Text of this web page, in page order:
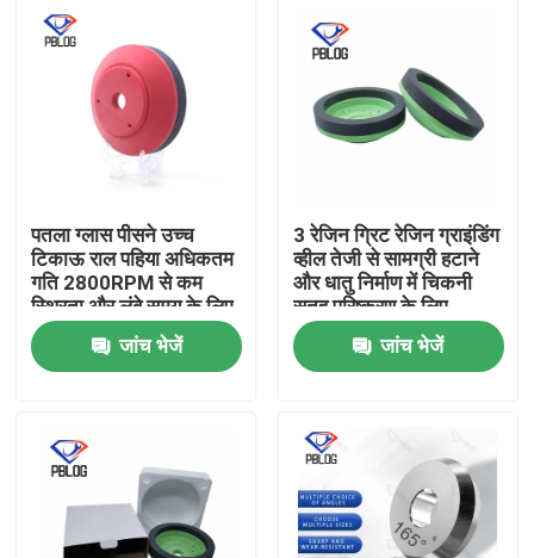
उत्पाद
हमारे बारे में
पतला ग्लास पीसने उच्च
टिकाऊ राल पहिया अधिकतम
गति 2800RPM से कम
स्थिरता और लंबे समय के लिए
अनुकूलित की विशेषता
जांच भेजें
3 रेजिन ग्रिट रेजिन ग्राइंडिंग
व्हील तेजी से सामग्री हटाने
और धातु निर्माण में चिकनी
सतह परिष्करण के लिए
अनुकूलित
जांच भेजें